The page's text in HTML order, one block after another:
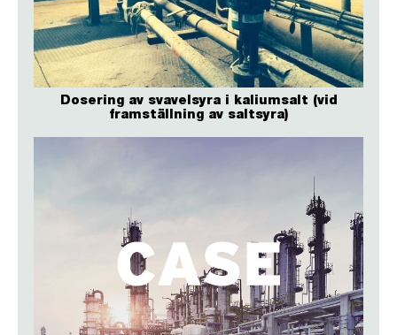
Dosering av svavelsyra i kaliumsalt (vid
framställning av saltsyra)